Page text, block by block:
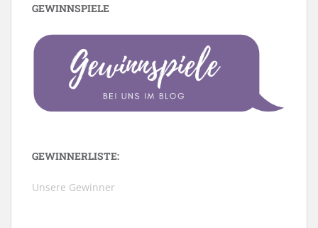
GEWINNSPIELE
GEWINNERLISTE:
Unsere Gewinner